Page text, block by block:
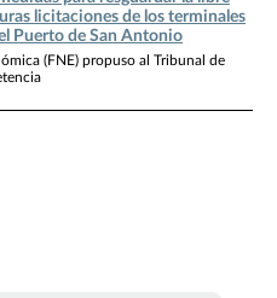
licitaciones de los terminales
Puerto de San Antonio
(FNE) propuso al Tribunal de